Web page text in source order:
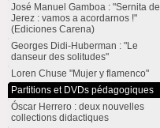
José Manuel Gamboa : "Sernita de
Jerez : vamos a acordarnos !"
(Ediciones Carena)
Georges Didi-Huberman : "Le
danseur des solitudes"
Loren Chuse "Mujer y flamenco"
Partitions et DVDs pédagogiques
Óscar Herrero : deux nouvelles
collections didactiques